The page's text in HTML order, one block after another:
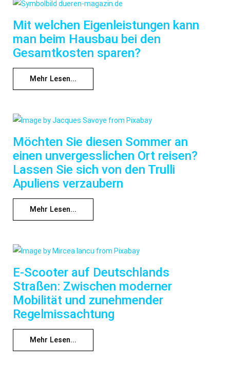
Mit welchen Eigenleistungen kann
man beim Hausbau bei den
Gesamtkosten sparen?
Mehr Lesen...
Möchten Sie diesen Sommer an
einen unvergesslichen Ort reisen?
Lassen Sie sich von den Trulli
Apuliens verzaubern
Mehr Lesen...
E-Scooter auf Deutschlands
Straßen: Zwischen moderner
Mobilität und zunehmender
Regelmissachtung
Mehr Lesen...